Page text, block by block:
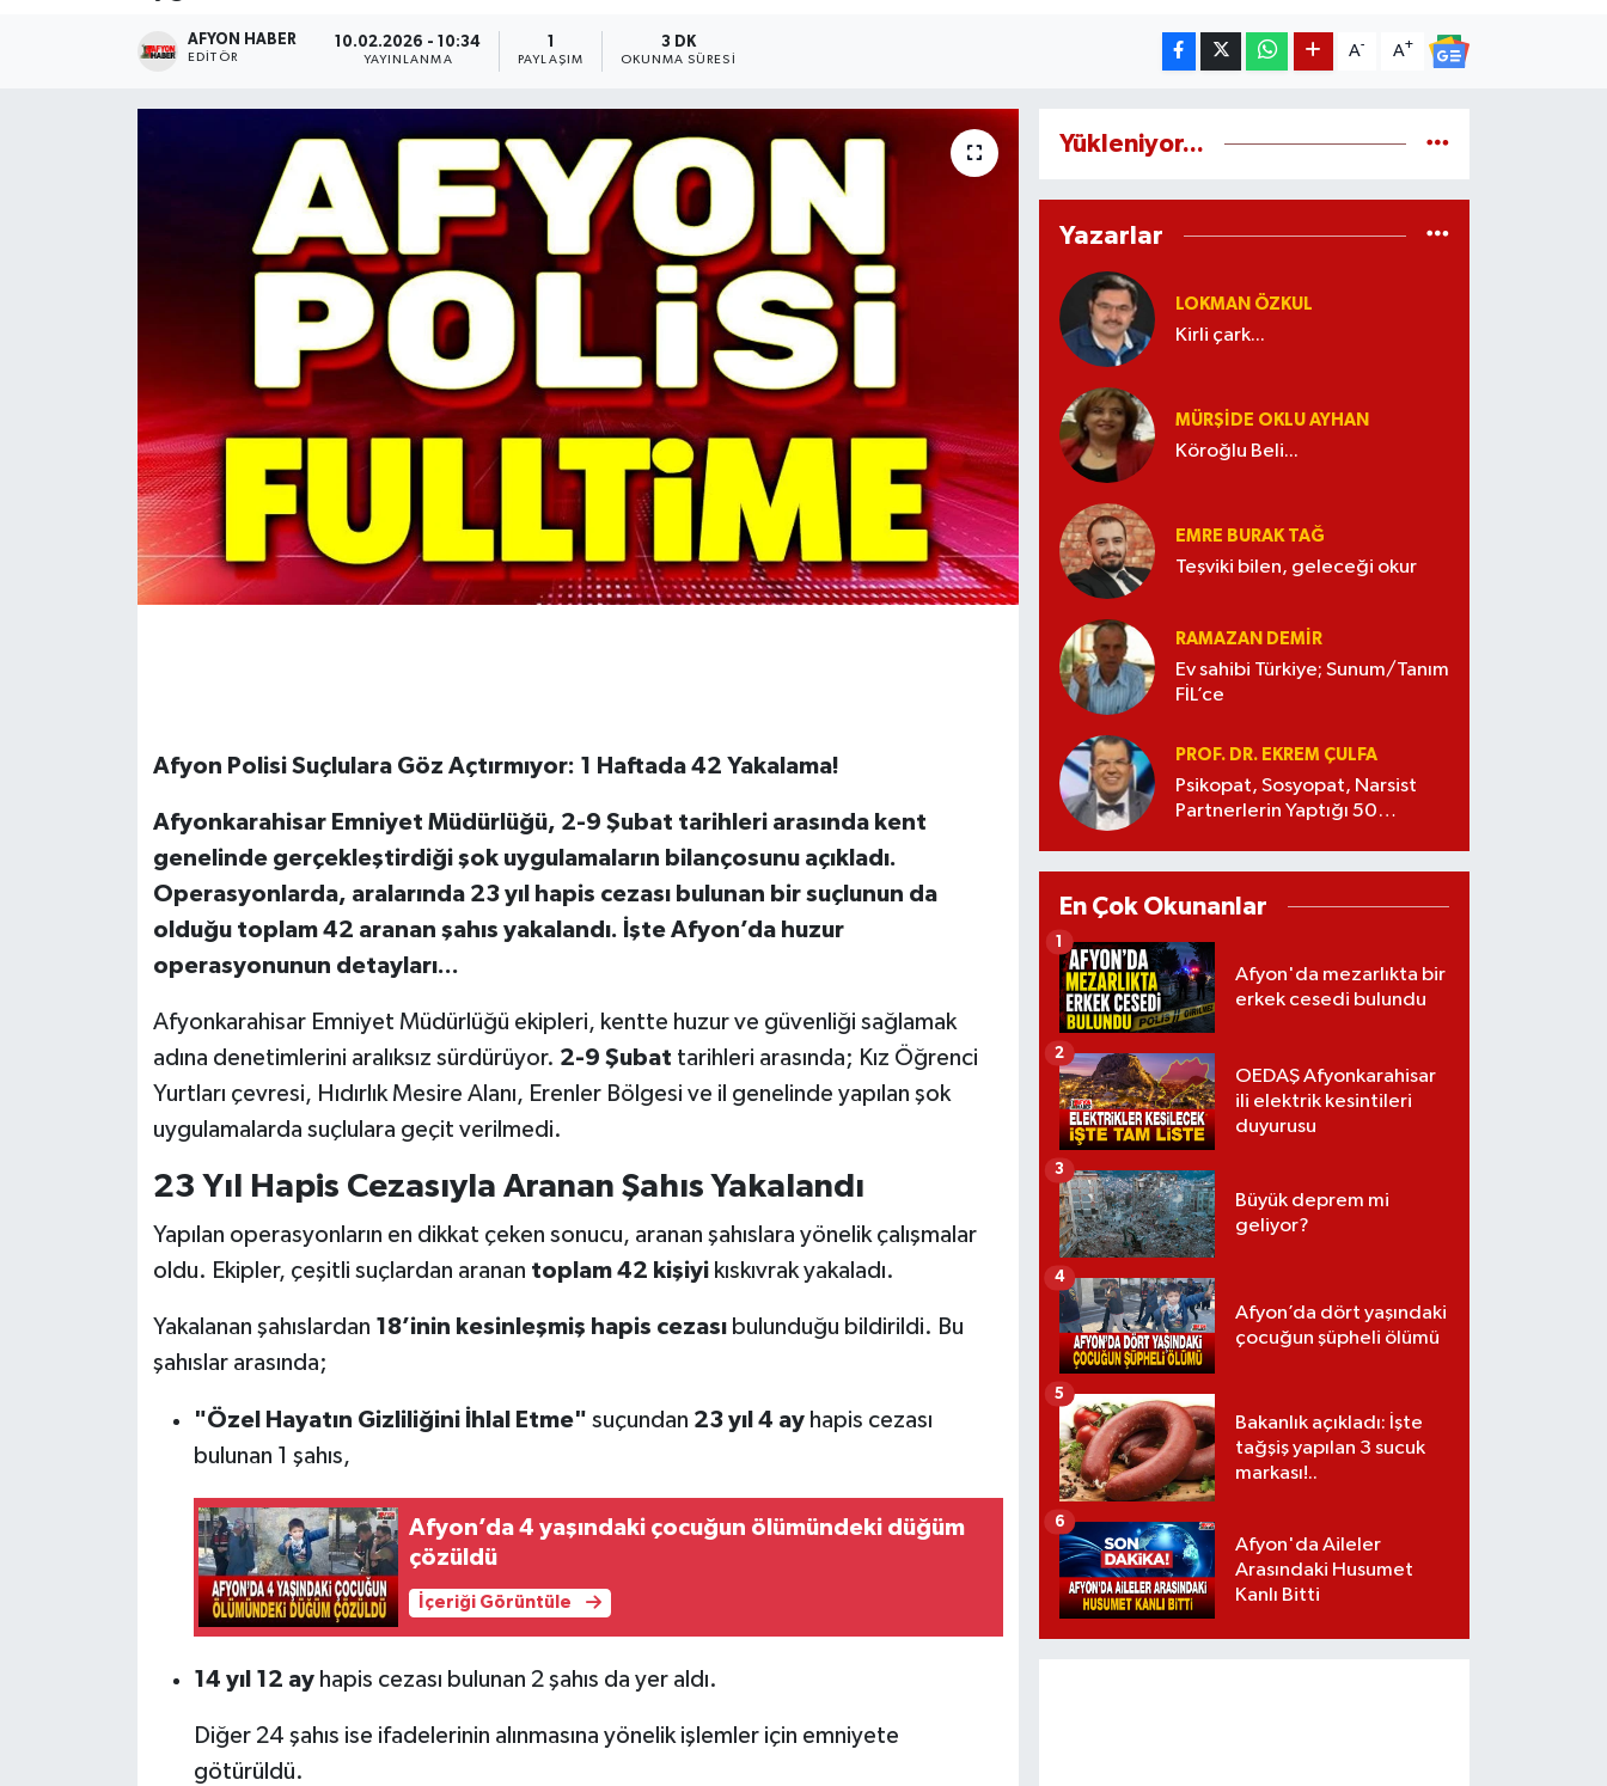
AFYON HABER
EDITÖR
10.02.2026 - 10:34
YAYINLANMA PAYLAŞIM
3 DK
OKUNMA SÜRESI
A- A+
Afyon Polisi Suçlulara Göz Açtırmıyor: 1 Haftada 42 Yakalama!
Afyonkarahisar Emniyet Müdürlüğü, 2-9 Şubat tarihleri arasında kent
genelinde gerçekleştirdiği şok uygulamaların bilançosunu açıkladı.
Operasyonlarda, aralarında 23 yıl hapis cezası bulunan bir suçlunun da
olduğu toplam 42 aranan şahıs yakalandı. İşte Afyon’da huzur
operasyonunun detayları...
Afyonkarahisar Emniyet Müdürlüğü ekipleri, kentte huzur ve güvenliği sağlamak
adına denetimlerini aralıksız sürdürüyor. 2-9 Şubat tarihleri arasında; Kız Öğrenci
Yurtları çevresi, Hıdırlık Mesire Alanı, Erenler Bölgesi ve il genelinde yapılan şok
uygulamalarda suçlulara geçit verilmedi.
23 Yıl Hapis Cezasıyla Aranan Şahıs Yakalandı
Yapılan operasyonların en dikkat çeken sonucu, aranan şahıslara yönelik çalışmalar
oldu. Ekipler, çeşitli suçlardan aranan toplam 42 kişiyikıskıvrak yakaladı.
Yakalanan şahıslardan 18’inin kesinleşmiş hapis cezasıbulunduğu bildirildi. Bu
şahıslar arasında;
"Özel Hayatın Gizliliğini İhlal Etme" suçundan 23 yıl 4 ayhapis cezası
bulunan 1 şahıs,
Afyon’da 4 yaşındaki çocuğun ölümündeki düğüm
çözüldü
İçeriği Görüntüle
14 yıl 12 ayhapis cezası bulunan 2 şahıs da yer aldı.
Diğer 24 şahıs ise ifadelerinin alınmasına yönelik işlemler için emniyete
götürüldü.
Yükleniyor...
Yazarlar
LOKMAN ÖZKUL
Kirli çark...
MÜRŞIDE OKLU AYHAN
Köroğlu Beli...
EMRE BURAK TAĞ
Teşviki bilen, geleceği okur
RAMAZAN DEMİR
Ev sahibi Türkiye; Sunum/Tanım
FİL’ce
PROF. DR. EKREM ÇULFA
Psikopat, Sosyopat, Narsist
Partnerlerin Yaptığı 50
En Çok Okunanlar
Afyon'da mezarlıkta bir
erkek cesedi bulundu
1
OEDAŞ Afyonkarahisar
ili elektrik kesintileri
duyurusu
2
Büyük deprem mi
geliyor?
3
Afyon’da dört yaşındaki
çocuğun şüpheli ölümü
4
Bakanlık açıkladı: İşte
tağşiş yapılan 3 sucuk
markası!..
5
Afyon'da Aileler
Arasındaki Husumet
Kanlı Bitti
6
Magazin